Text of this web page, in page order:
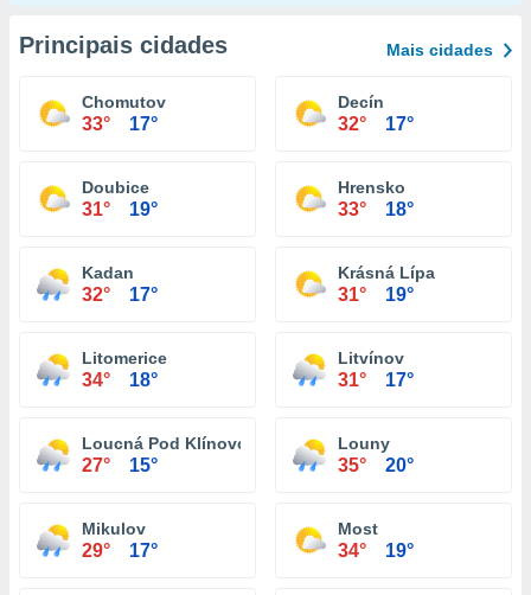
Principais cidades Mais cidades
Chomutov
33° 17°
Decín
32° 17°
Doubice
31° 19°
Hrensko
33° 18°
Kadan
32° 17°
Krásná Lípa
31° 19°
Litomerice
34° 18°
Litvínov
31° 17°
Loucná Pod Klínovcem
27° 15°
Louny
35° 20°
Mikulov
29° 17°
Most
34° 19°